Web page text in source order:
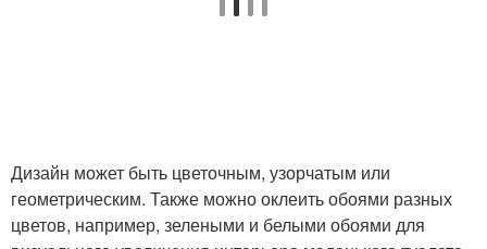
Дизайн может быть цветочным, узорчатым или
геометрическим. Также можно оклеить обоями разных
цветов, например, зелеными и белыми обоями для